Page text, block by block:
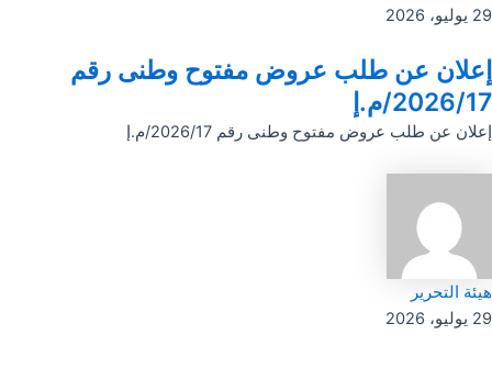
29 يوليو، 2026
إعلان عن طلب عروض مفتوح وطنى رقم
2026/17/م.إ
إعلان عن طلب عروض مفتوح وطنى رقم 2026/17/م.إ
هيئة التحرير
29 يوليو، 2026